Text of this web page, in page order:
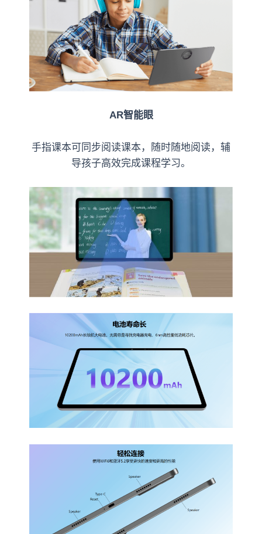
AR智能眼
手指课本可同步阅读课本，随时随地阅读，辅
导孩子高效完成课程学习。